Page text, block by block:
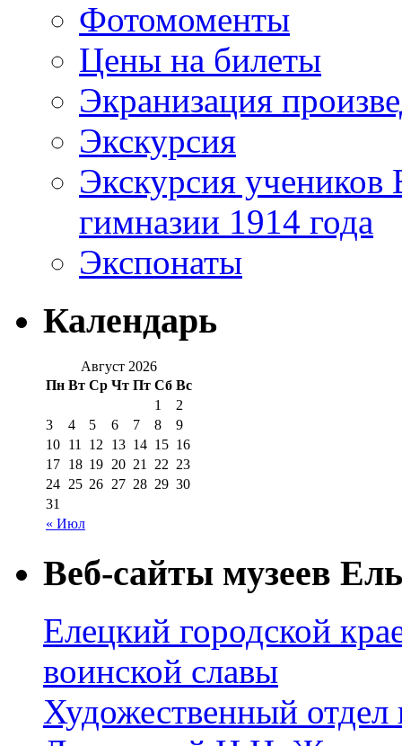
Фотомоменты
Цены на билеты
Экранизация
Экскурсия
Экскурсия
гимназии 1914 года
Экспонаты
Календарь
Август 2026
Пн Вт Ср Чт Пт Сб Вс
« Июл
1
2
3
4 5 6 7 8
9
10 11 12 13 14 15 16
17 18 19 20 21 22 23
24 25 26 27 28 29 30
31
Веб-сайты музеев
Елецкий городской
воинской славы
Художественный отдел